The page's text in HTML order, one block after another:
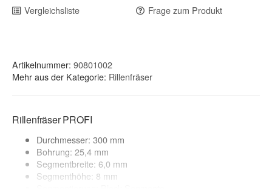
Vergleichsliste
Frage zum Produkt
Artikelnummer: 90801002
Mehr aus der Kategorie: Rillenfräser
Rillenfräser PROFI
Durchmesser: 300 mm
Bohrung: 25,4 mm
Segmentbreite: 6,0 mm
Segmenthöhe: 8 mm